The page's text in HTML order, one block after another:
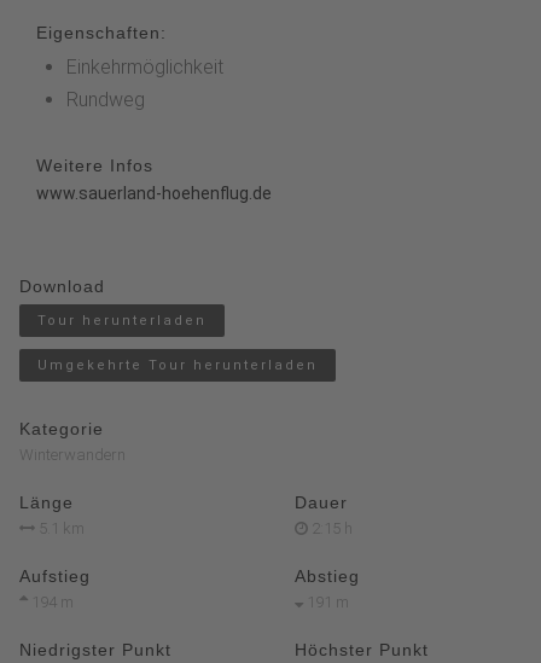
Eigenschaften:
Einkehrmöglichkeit
Rundweg
Weitere Infos
www.sauerland-hoehenflug.de
Download
Tour herunterladen
Umgekehrte Tour herunterladen
Kategorie
Winterwandern
Länge
5.1 km
Dauer
2:15 h
Aufstieg
194 m
Abstieg
191 m
Niedrigster Punkt Höchster Punkt